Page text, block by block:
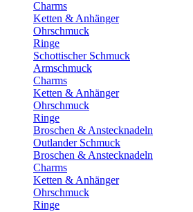
Charms
Ketten & Anhänger
Ohrschmuck
Ringe
Schottischer Schmuck
Armschmuck
Charms
Ketten & Anhänger
Ohrschmuck
Ringe
Broschen & Anstecknadeln
Outlander Schmuck
Broschen & Anstecknadeln
Charms
Ketten & Anhänger
Ohrschmuck
Ringe